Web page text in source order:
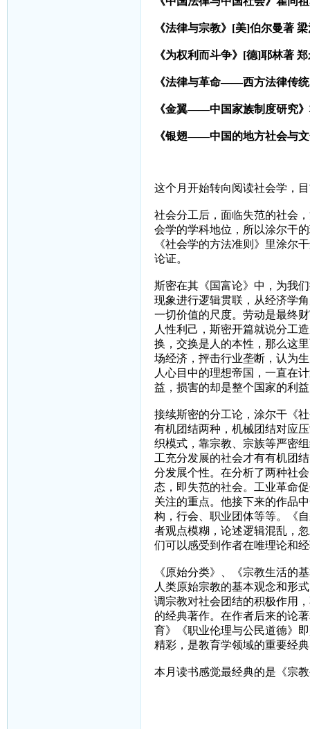
《法律与宗教》[美]伯尔曼著
《为权利而斗争》[德]耶林著
《法律与革命——西方法律传
《金翼——中国家族制度研究
《银翅——中国的地方社会与
这个月开始转向阅读社会学，
社会分工后，面临失范的社会
会学的学科地位，所以涂尔干
《社会学的方法准则》里涂尔
论证。
斯密在其《国富论》中，为我
现象进行逻辑贯联，从经济学
一切价值的尺度。劳动是最终
人性利己，斯密开篇就说分工
换，交换是人的本性，那么这
场经济，抨击行业垄断，认为
人心目中的理想帝国，一直在
益，损害的却是整个国家的利
接续斯密的分工论，涂尔干《
有机团结两种，机械团结对应
织模式，靠宗教、宗族等严密
工充分发展的社会才有有机团
分发展个性。在分析了两种社
态，即失范的社会。工业革命
关注的重点。他接下来的作品
构，行会、职业团体等等。《
者观点模糊，论述逻辑混乱，
们可以感受到作者在唯理论和
《原始分类》、《宗教生活的
人类原始宗教的基本观念和形
调宗教对社会团结的积极作用
的经典著作。在作者后来的论
育》《职业伦理与公民道德》
精彩，是教育学领域的重要经
本月读书感觉最经典的是《宗